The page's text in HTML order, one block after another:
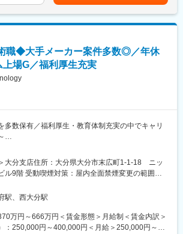
社の定める業務
耗や汚泥が激しい部品を専用の化学薬品や研磨工
する業務をお任せします。EHSやQCスキルを磨け
稼働中の最先端製造装置の部品洗浄
激しい部品を回収し、専用の化学薬品や研磨工具
に洗浄
アするためのEHS（環境・健康・安全）マネジ
水管理や公害防止の環境分野の知識を深める機会
スキルを活かし、環境保護に貢献できます。
や資格を取得することでキャリアアップが可能で
実現できるエンジニアとしての未来がある：
職◆大手メーカー案件多数◎／年休
場G／福利厚生充実
多数保有／福利厚生・教育体制充実の中でキャリ
様々な案件をご経験頂き、エンジニアとして第一
ポジションです。生産技術職での経験を活かした
り揃えております。
メーカー様の案件へ配属となります。
大分支店住所：大分県大分市末広町1-1-18 ニッ
ル9階 受動喫煙対策：屋内全面禁煙変更の範囲：
業所（リモートワーク含む）
駅、西大分駅
万円～666万円＜賃金形態＞月給制＜賃金内訳＞
：250,000円～400,000円＜月給＞250,000円～